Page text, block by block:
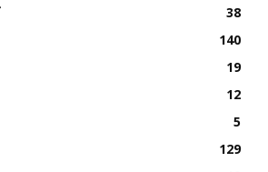
38
140
19
12
5
129